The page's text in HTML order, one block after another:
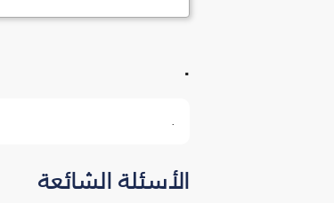
.
.
الأسئلة الشائعة